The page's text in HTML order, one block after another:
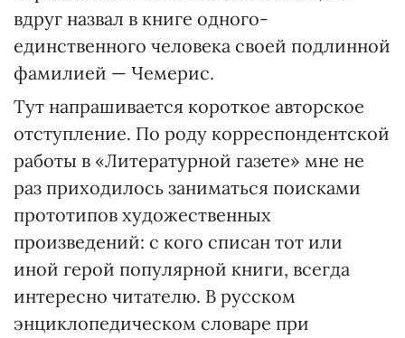
вдруг назвал в книге одного-
единственного человека своей подлинной
фамилией — Чемерис.
Тут напрашивается короткое авторское
отступление. По роду корреспондентской
работы в «Литературной газете» мне не
раз приходилось заниматься поисками
прототипов художественных
произведений: с кого списан тот или
иной герой популярной книги, всегда
интересно читателю. В русском
энциклопедическом словаре при